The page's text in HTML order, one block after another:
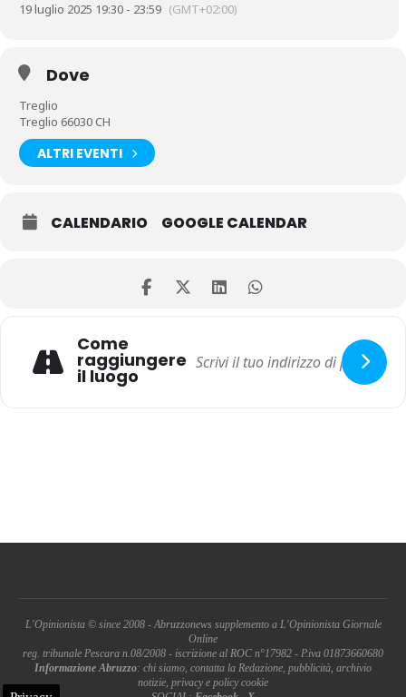
19 luglio 2025 19:30 - 23:59 (GMT+02:00)
Dove
Treglio
Treglio 66030 CH
ALTRI EVENTI
CALENDARIO GOOGLE CALENDAR
Come
raggiungere
il luogo
L'Opinionista © since 2008 - Abruzzonews supplemento a L'Opinionista Giornale
Online
reg. tribunale Pescara n.08/2008 - iscrizione al ROC n°17982 - P.iva 01873660680
Informazione Abruzzo: chi siamo, contatta la Redazione, pubblicità, archivio
notizie, privacy e policy cookie